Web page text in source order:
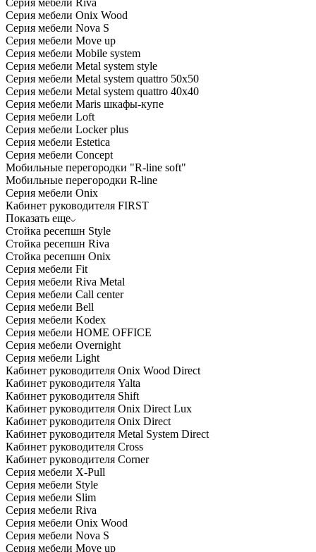
Серия мебели Onix Wood
Серия мебели Nova S
Серия мебели Move up
Серия мебели Mobile system
Серия мебели Metal system style
Серия мебели Metal system quattro 50x50
Серия мебели Metal system quattro 40x40
Серия мебели Maris шкафы-купе
Серия мебели Loft
Серия мебели Locker plus
Серия мебели Estetica
Серия мебели Concept
Мобильные перегородки "R-line soft"
Мобильные перегородки R-line
Серия мебели Onix
Кабинет руководителя FIRST
Показать еще
Стойка ресепшн Style
Стойка ресепшн Riva
Стойка ресепшн Onix
Серия мебели Fit
Серия мебели Riva Metal
Серия мебели Call center
Серия мебели Bell
Серия мебели Kodex
Серия мебели HOME OFFICE
Серия мебели Overnight
Серия мебели Light
Кабинет руководителя Onix Wood Direct
Кабинет руководителя Yalta
Кабинет руководителя Shift
Кабинет руководителя Onix Direct Lux
Кабинет руководителя Onix Direct
Кабинет руководителя Metal System Direct
Кабинет руководителя Cross
Кабинет руководителя Corner
Серия мебели X-Pull
Серия мебели Style
Серия мебели Slim
Серия мебели Riva
Серия мебели Onix Wood
Серия мебели Nova S
Серия мебели Move up